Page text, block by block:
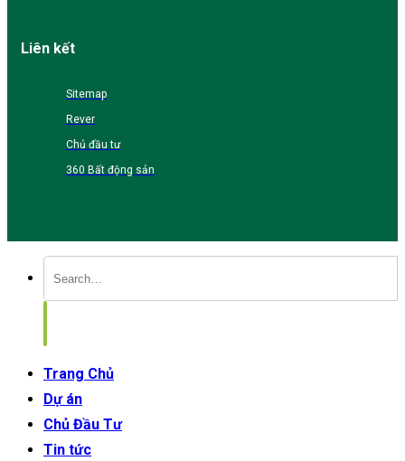
Liên kết
Sitemap
Rever
Chủ đầu tư
360 Bất động sản
Trang Chủ
Dự án
Chủ Đầu Tư
Tin tức